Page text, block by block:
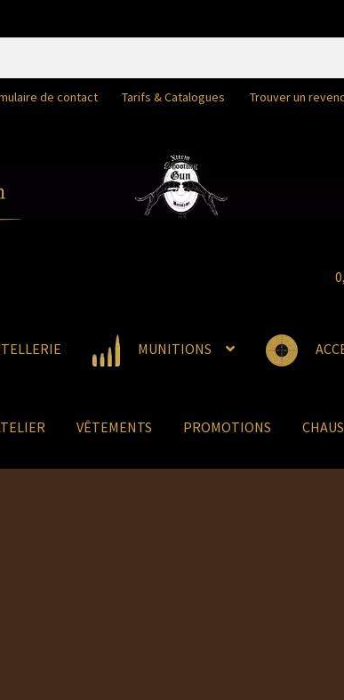
de contact Tarifs & Catalogues Trouver un
MUNITIONS
VÊTEMENTS PROMOTIONS